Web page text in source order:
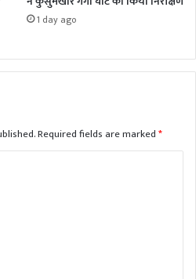
1 day ago
Required fields are marked*